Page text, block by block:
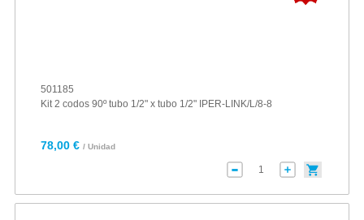
501185
Kit 2 codos 90º tubo 1/2" x tubo 1/2" IPER-LINK/L/8-8
78,00 € / Unidad